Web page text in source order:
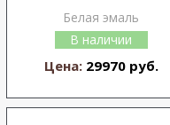
Белая эмаль
В наличии
Цена: 29970 руб.